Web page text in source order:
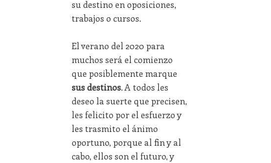
su destino en oposiciones,
trabajos o cursos.
El verano del 2020 para
muchos será el comienzo
que posiblemente marque
sus destinos. A todos les
deseo la suerte que precisen,
les felicito por el esfuerzo y
les trasmito el ánimo
oportuno, porque al fin y al
cabo, ellos son el futuro, y